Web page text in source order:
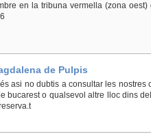
en la tribuna vermella (zona oest)
de Pulpis
asi no dubtis a consultar les nostres
bucarest o qualsevol altre lloc dins